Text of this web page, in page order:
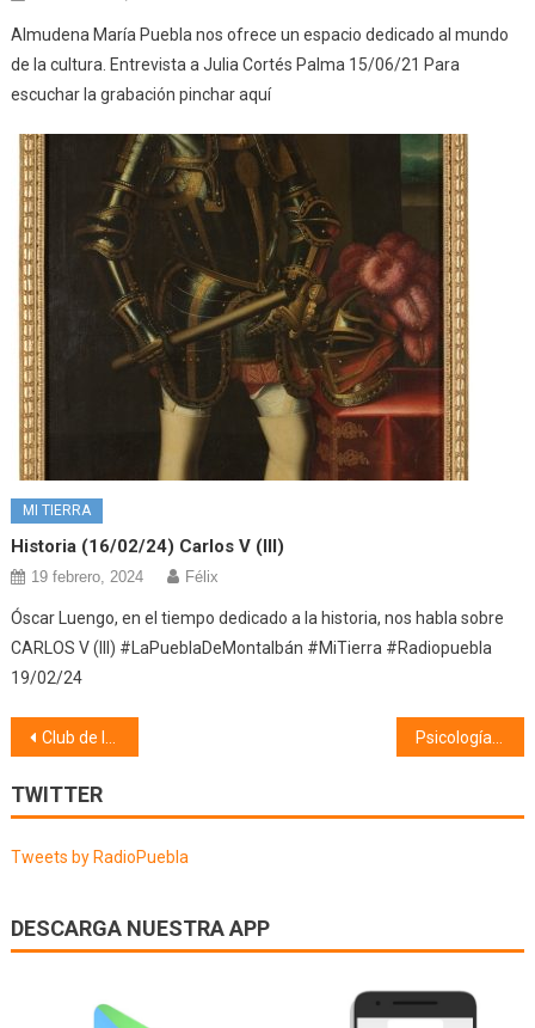
Almudena María Puebla nos ofrece un espacio dedicado al mundo
de la cultura. Entrevista a Julia Cortés Palma 15/06/21 Para
escuchar la grabación pinchar aquí
MI TIERRA
Historia (16/02/24) Carlos V (III)
19 febrero, 2024 Félix
Óscar Luengo, en el tiempo dedicado a la historia, nos habla sobre
CARLOS V (III) #LaPueblaDeMontalbán #MiTierra #Radiopuebla
19/02/24
Navegación
de
entradas
Club de lectura Melibea (24/05/22) Psicología (26/05/22)
TWITTER
Tweets by RadioPuebla
DESCARGA NUESTRA APP